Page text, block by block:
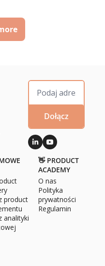
Dołącz
product
analityki
👋 PRODUCT
ACADEMY
O nas
Polityka
prywatności
Regulamin